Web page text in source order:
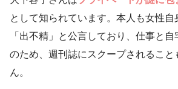
として知られています。本人も女性
「出不精」と公言しており、仕事と
のため、週刊誌にスクープされること
ん。